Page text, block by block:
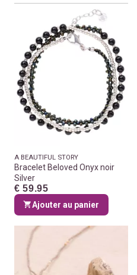
A BEAUTIFUL STORY
Bracelet Beloved Onyx noir
Silver
€ 59.95
Ajouter au panier